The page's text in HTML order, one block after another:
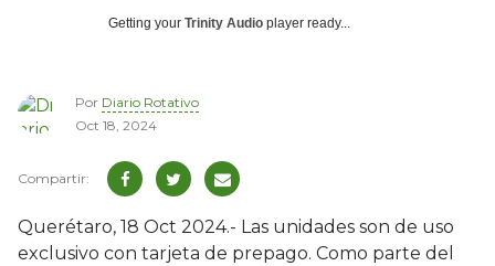
Getting your Trinity Audio player ready...
Por Diario Rotativo
Oct 18, 2024
Querétaro, 18 Oct 2024.- Las unidades son de uso
exclusivo con tarjeta de prepago. Como parte del